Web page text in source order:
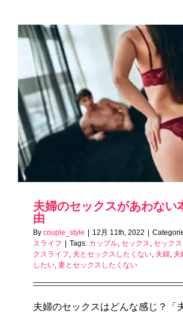
夫婦のセックスがあわない
由
By couple_style | 12月 11th, 2022 |
スライフ | Tags: カップル, セックス, セック
クスライフ, 夫とセックスしたくない, 夫婦, 夫
したい, 妻とセックスしたくない
夫婦のセックスはどんな感じ？「